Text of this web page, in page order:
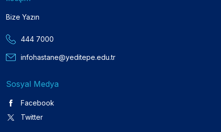
Bize Yazın
444 7000
infohastane@yeditepe.edu.tr
Sosyal Medya
Facebook
Twitter